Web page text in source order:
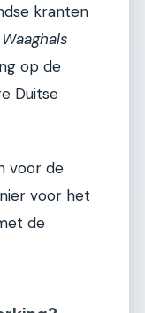
kranten
op de
Duitse
voor de
voor het
de